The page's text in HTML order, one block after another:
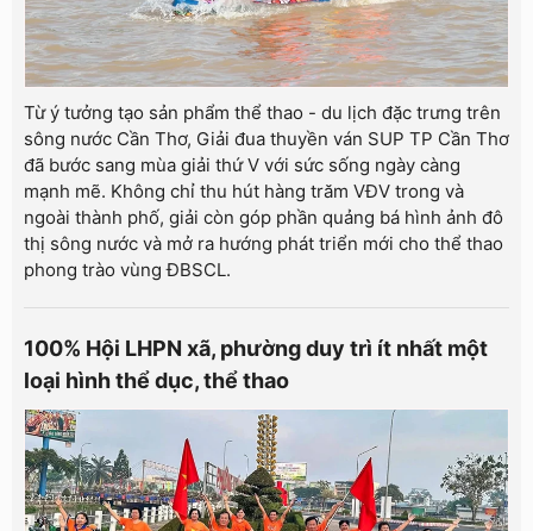
Từ ý tưởng tạo sản phẩm thể thao - du lịch đặc trưng trên
sông nước Cần Thơ, Giải đua thuyền ván SUP TP Cần Thơ
đã bước sang mùa giải thứ V với sức sống ngày càng
mạnh mẽ. Không chỉ thu hút hàng trăm VĐV trong và
ngoài thành phố, giải còn góp phần quảng bá hình ảnh đô
thị sông nước và mở ra hướng phát triển mới cho thể thao
phong trào vùng ĐBSCL.
100% Hội LHPN xã, phường duy trì ít nhất một
loại hình thể dục, thể thao